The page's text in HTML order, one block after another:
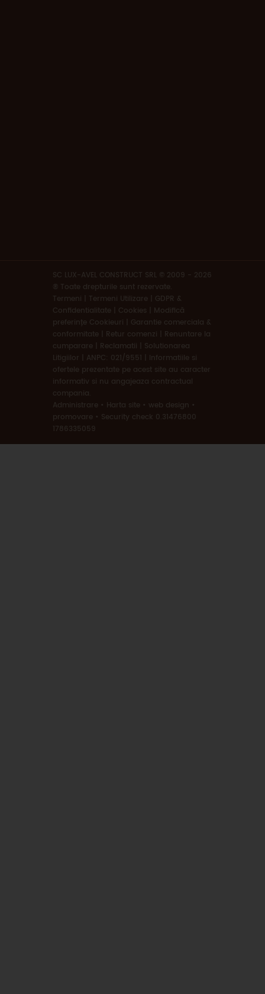
SC LUX-AVEL CONSTRUCT SRL © 2009 - 2026
® Toate drepturile sunt rezervate.
Termeni
Termeni Utilizare | GDPR &
Confidentialitate | Cookies
Modifică
preferințe Cookieuri
Garantie comerciala &
conformitate
Retur comenzi
Renuntare la
cumparare
Reclamatii
Solutionarea
Litigiilor
ANPC: 021/9551
Informatiile si
ofertele prezentate pe acest site au caracter
informativ si nu angajeaza contractual
compania.
Administrare • Harta site • web design
•
promovare • Security check 0.31476800
1786335059